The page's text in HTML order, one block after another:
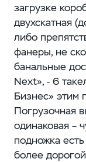
загрузке
двухскатная
либо
фанеры, не
банальные
Next», - 6
Бизнес» этим
Погрузочная
одинаковая –
подножка
более